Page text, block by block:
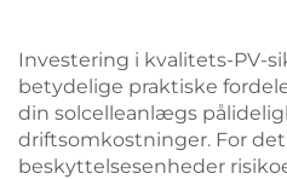
Investering i kvalitets-PV-
betydelige praktiske
din solcelleanlægs
driftsomkostninger. For
beskyttelsesenheder